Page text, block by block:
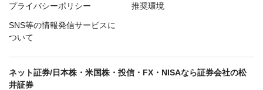
プライバシーポリシー 推奨環境
SNS等の情報発信サービスに
ついて
ネット証券/日本株・米国株・投信・FX・NISAなら証券会社の松
井証券